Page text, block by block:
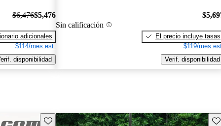
$6,476$5,476
adicionales
$114/mes est.
disponibilidad
Sin calificación
El precio incluye tasas
$119/mes
Verif. disponibilidad
Guarda este Aviso